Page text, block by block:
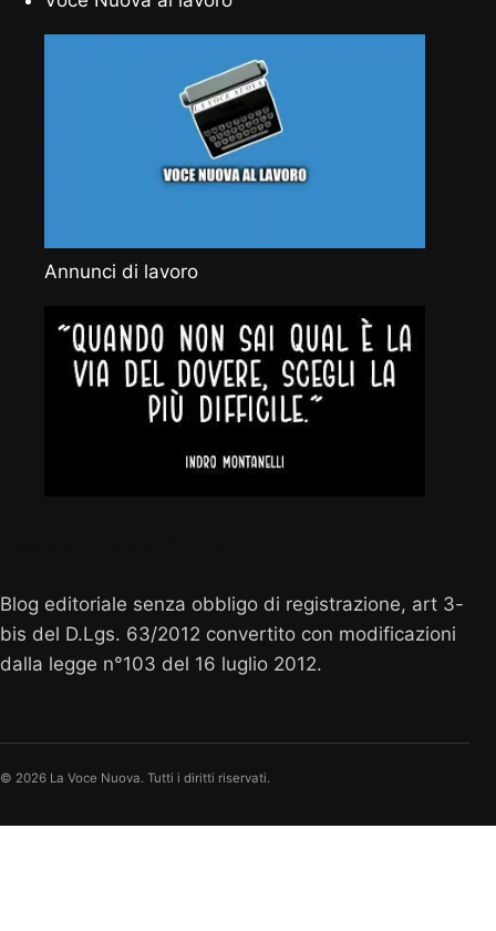
Annunci di lavoro
Blog editoriale senza obbligo di registrazione, art 3-
bis del D.Lgs. 63/2012 convertito con modificazioni
dalla legge n°103 del 16 luglio 2012.
© 2026 La Voce Nuova. Tutti i diritti riservati.